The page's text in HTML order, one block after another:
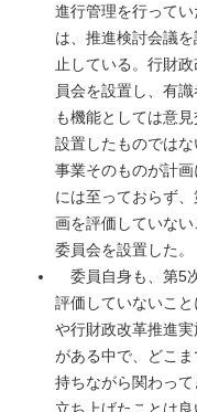
進行管理を行って
は、推進検討会議
止している。行財
員会を設置し、有
も機能としては意
設置したものではな
事業そのものが計
には至っておらず
画を評価していな
委員会を設置した。
委員自身も、第5
評価していないこ
や行財政改革推進
がある中で、どこ
持ちながら関わっ